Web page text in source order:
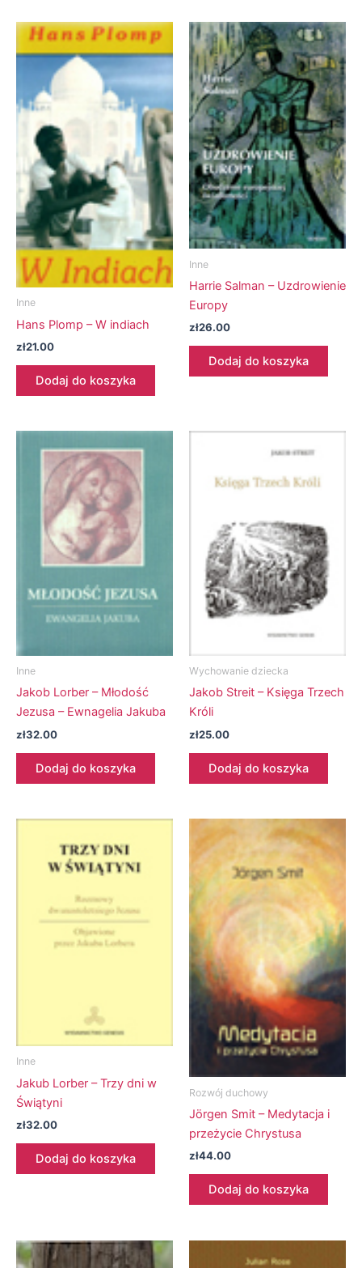
Inne
Hans Plomp – W indiach
zł21.00
Dodaj do koszyka
Inne
Harrie Salman – Uzdrowienie
Europy
zł26.00
Dodaj do koszyka
Inne
Jakob Lorber – Młodość
Jezusa – Ewnagelia Jakuba
zł32.00
Dodaj do koszyka
Wychowanie dziecka
Jakob Streit – Księga Trzech
Króli
zł25.00
Dodaj do koszyka
Inne
Jakub Lorber – Trzy dni w
Świątyni
zł32.00
Dodaj do koszyka
Rozwój duchowy
Jörgen Smit – Medytacja i
przeżycie Chrystusa
zł44.00
Dodaj do koszyka